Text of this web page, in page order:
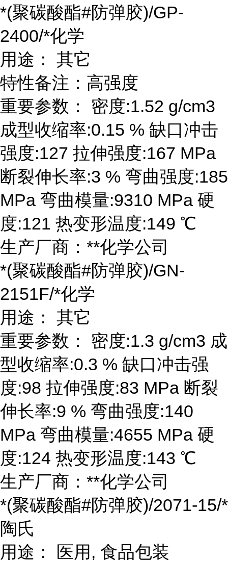
*(聚碳酸酯#防弹胶)/GP-
2400/*化学
用途： 其它
特性备注：高强度
重要参数： 密度:1.52 g/cm3
成型收缩率:0.15 % 缺口冲击
强度:127 拉伸强度:167 MPa
断裂伸长率:3 % 弯曲强度:185
MPa 弯曲模量:9310 MPa 硬
度:121 热变形温度:149 ℃
生产厂商：**化学公司
*(聚碳酸酯#防弹胶)/GN-
2151F/*化学
用途： 其它
重要参数： 密度:1.3 g/cm3 成
型收缩率:0.3 % 缺口冲击强
度:98 拉伸强度:83 MPa 断裂
伸长率:9 % 弯曲强度:140
MPa 弯曲模量:4655 MPa 硬
度:124 热变形温度:143 ℃
生产厂商：**化学公司
*(聚碳酸酯#防弹胶)/2071-15/*
陶氏
用途： 医用, 食品包装